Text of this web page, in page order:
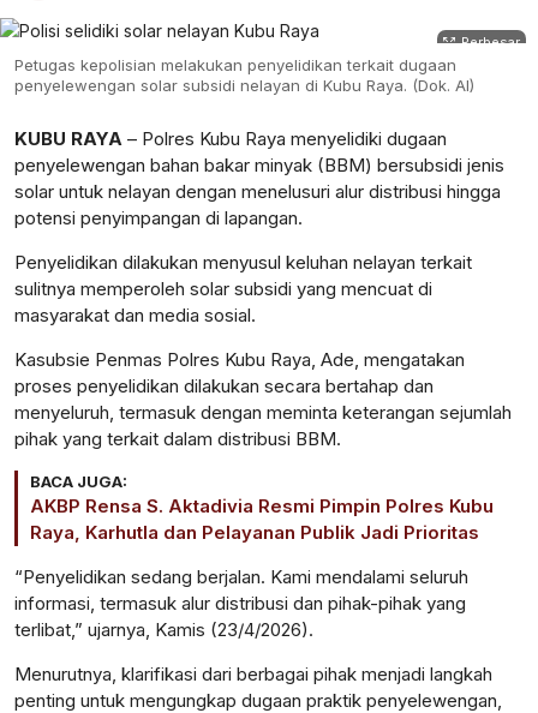
Perbesar
Petugas kepolisian melakukan penyelidikan terkait dugaan
penyelewengan solar subsidi nelayan di Kubu Raya. (Dok. AI)
KUBU RAYA – Polres Kubu Raya menyelidiki dugaan
penyelewengan bahan bakar minyak (BBM) bersubsidi jenis
solar untuk nelayan dengan menelusuri alur distribusi hingga
potensi penyimpangan di lapangan.
Penyelidikan dilakukan menyusul keluhan nelayan terkait
sulitnya memperoleh solar subsidi yang mencuat di
masyarakat dan media sosial.
Kasubsie Penmas Polres Kubu Raya, Ade, mengatakan
proses penyelidikan dilakukan secara bertahap dan
menyeluruh, termasuk dengan meminta keterangan sejumlah
pihak yang terkait dalam distribusi BBM.
BACA JUGA:
AKBP Rensa S. Aktadivia Resmi Pimpin Polres Kubu
Raya, Karhutla dan Pelayanan Publik Jadi Prioritas
“Penyelidikan sedang berjalan. Kami mendalami seluruh
informasi, termasuk alur distribusi dan pihak-pihak yang
terlibat,” ujarnya, Kamis (23/4/2026).
Menurutnya, klarifikasi dari berbagai pihak menjadi langkah
penting untuk mengungkap dugaan praktik penyelewengan,